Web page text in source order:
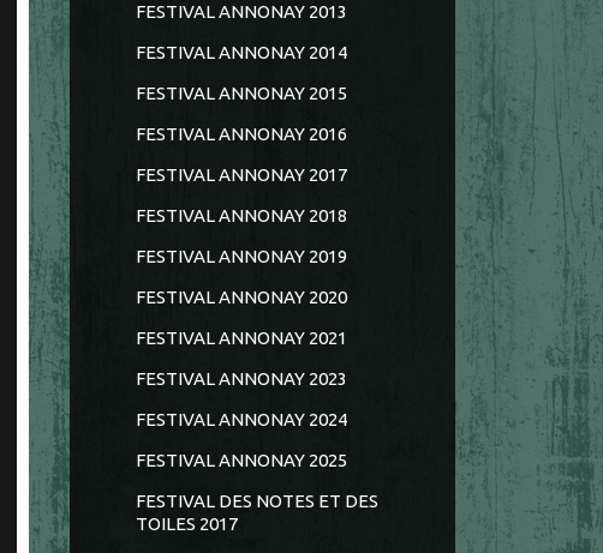
FESTIVAL ANNONAY 2013
FESTIVAL ANNONAY 2014
FESTIVAL ANNONAY 2015
FESTIVAL ANNONAY 2016
FESTIVAL ANNONAY 2017
FESTIVAL ANNONAY 2018
FESTIVAL ANNONAY 2019
FESTIVAL ANNONAY 2020
FESTIVAL ANNONAY 2021
FESTIVAL ANNONAY 2023
FESTIVAL ANNONAY 2024
FESTIVAL ANNONAY 2025
FESTIVAL DES NOTES ET DES
TOILES 2017